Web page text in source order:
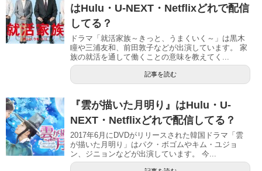
はHulu・U-NEXT・Netflixどれで配信
してる？
ドラマ「就活家族～きっと、うまくいく～」は黒木
瞳や三浦友和、前田敦子などが出演しています。 家
族の就活を通して働くことの意味を教えてく...
記事を読む
『雲が描いた月明り』はHulu・U-
NEXT・Netflixどれで配信してる？
2017年6月にDVDがリリースされた韓国ドラマ「雲
が描いた月明り」はパク・ボゴムやキム・ユジョ
ン、ジニョンなどが出演しています。 今...